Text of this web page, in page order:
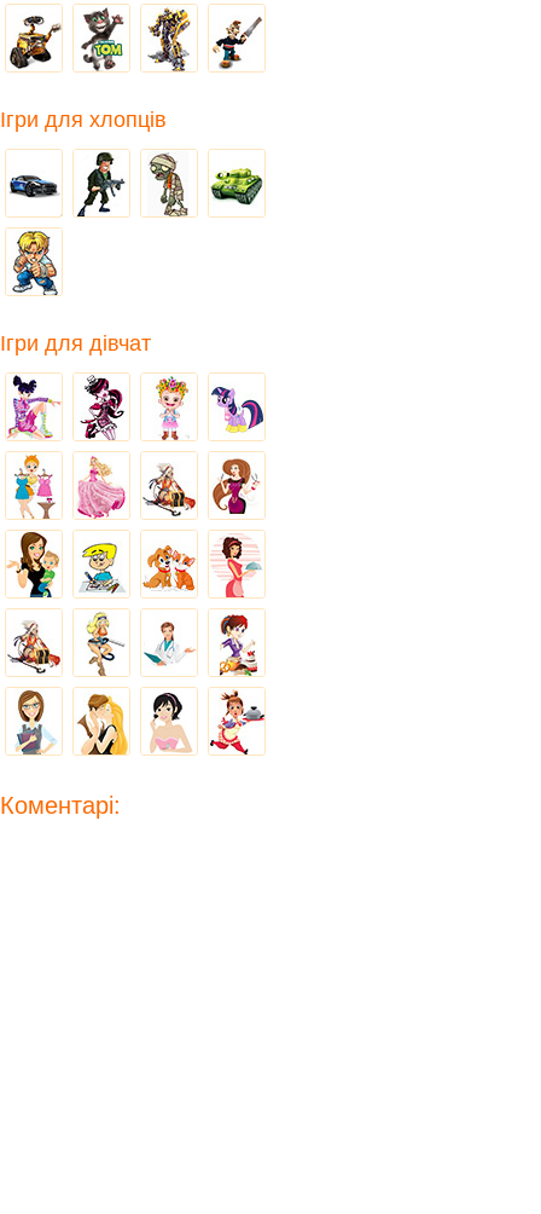
Ігри для хлопців
Ігри для дівчат
Коментарі: